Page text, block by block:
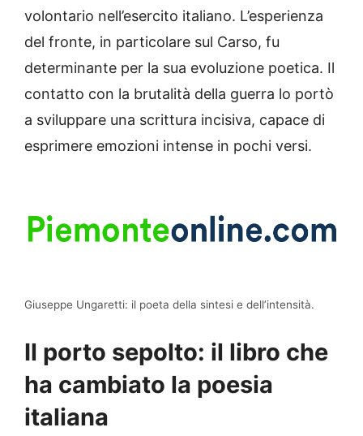
volontario nell’esercito italiano. L’esperienza
del fronte, in particolare sul Carso, fu
determinante per la sua evoluzione poetica. Il
contatto con la brutalità della guerra lo portò
a sviluppare una scrittura incisiva, capace di
esprimere emozioni intense in pochi versi.
Giuseppe Ungaretti: il poeta della sintesi e dell’intensità.
Il porto sepolto: il libro che
ha cambiato la poesia
italiana